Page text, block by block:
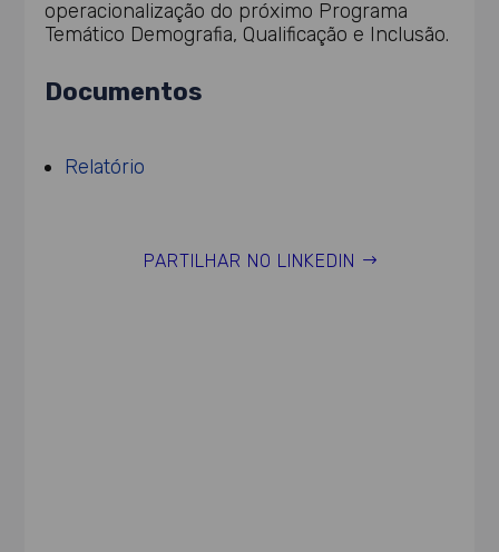
operacionalização do próximo Programa
Temático Demografia, Qualificação e Inclusão.
Documentos
Relatório
PARTILHAR NO LINKEDIN